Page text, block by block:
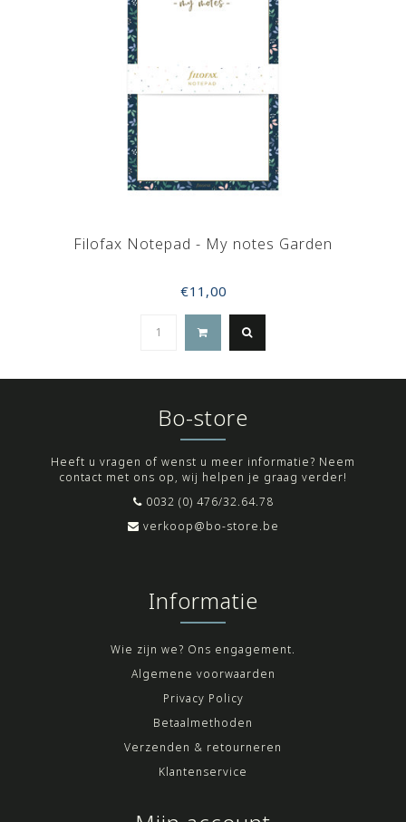
Filofax Notepad - My notes Garden
€11,00
Bo-store
Heeft u vragen of wenst u meer informatie? Neem
contact met ons op, wij helpen je graag verder!
0032 (0) 476/32.64.78
verkoop@bo-store.be
Informatie
Wie zijn we? Ons engagement.
Algemene voorwaarden
Privacy Policy
Betaalmethoden
Verzenden & retourneren
Klantenservice